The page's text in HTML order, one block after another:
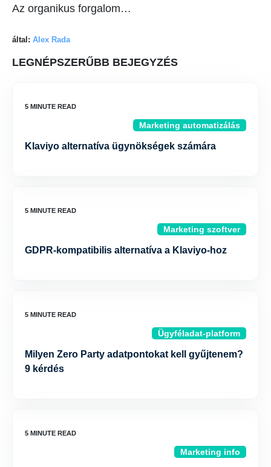
Az organikus forgalom…
által: Alex Rada
LEGNÉPSZERŰBB BEJEGYZÉS
Marketing automatizálás
Klaviyo alternatíva ügynökségek számára
Marketing szoftver
GDPR-kompatibilis alternatíva a Klaviyo-hoz
Ügyféladat-platform
Milyen Zero Party adatpontokat kell gyűjtenem?
9 kérdés
Marketing info